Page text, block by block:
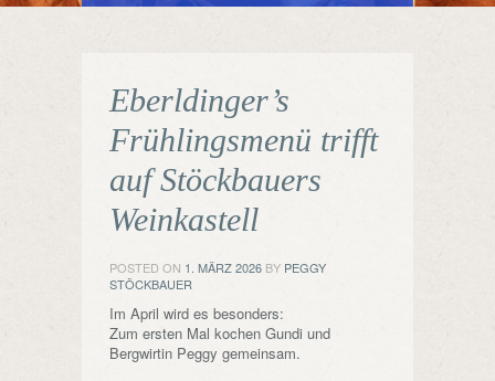
Eberldinger’s
Frühlingsmenü trifft
auf Stöckbauers
Weinkastell
POSTED ON 1. MÄRZ 2026 BY PEGGY
STÖCKBAUER
Im April wird es besonders:
Zum ersten Mal kochen Gundi und
Bergwirtin Peggy gemeinsam.